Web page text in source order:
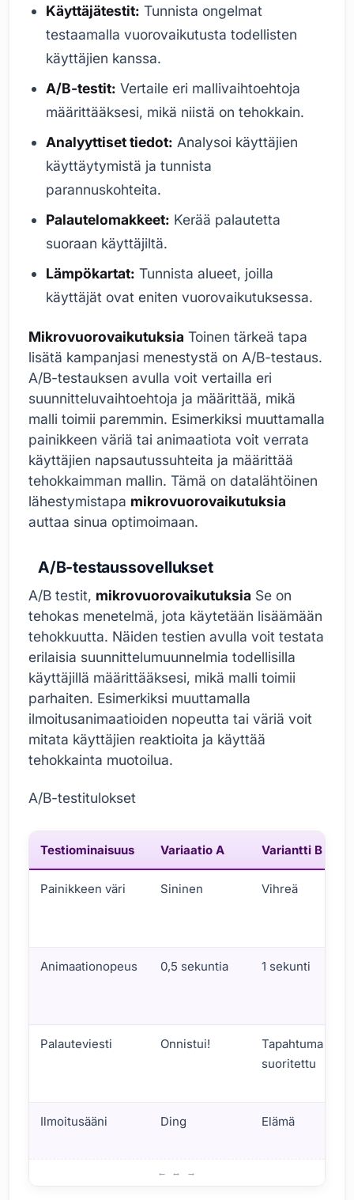
Käyttäjätestit: Tunnista ongelmat
testaamalla vuorovaikutusta todellisten
käyttäjien kanssa.
A/B-testit: Vertaile eri mallivaihtoehtoja
määrittääksesi, mikä niistä on tehokkain.
Analyyttiset tiedot: Analysoi käyttäjien
käyttäytymistä ja tunnista
parannuskohteita.
Palautelomakkeet: Kerää palautetta
suoraan käyttäjiltä.
Lämpökartat: Tunnista alueet, joilla
käyttäjät ovat eniten vuorovaikutuksessa.
Mikrovuorovaikutuksia Toinen tärkeä tapa
lisätä kampanjasi menestystä on A/B-testaus.
A/B-testauksen avulla voit vertailla eri
suunnitteluvaihtoehtoja ja määrittää, mikä
malli toimii paremmin. Esimerkiksi muuttamalla
painikkeen väriä tai animaatiota voit verrata
käyttäjien napsautussuhteita ja määrittää
tehokkaimman mallin. Tämä on datalähtöinen
lähestymistapa mikrovuorovaikutuksia
auttaa sinua optimoimaan.
A/B-testaussovellukset
A/B testit, mikrovuorovaikutuksia Se on
tehokas menetelmä, jota käytetään lisäämään
tehokkuutta. Näiden testien avulla voit testata
erilaisia suunnittelumuunnelmia todellisilla
käyttäjillä määrittääksesi, mikä malli toimii
parhaiten. Esimerkiksi muuttamalla
ilmoitusanimaatioiden nopeutta tai väriä voit
mitata käyttäjien reaktioita ja käyttää
tehokkainta muotoilua.
A/B-testitulokset
Testiominaisuus Variaatio A Variantti B
Painikkeen väri Sininen Vihreä
Animaationopeus 0,5 sekuntia 1 sekunti
Palauteviesti Onnistui!
Tapahtuma
suoritettu
Ilmoitusääni Ding Elämä